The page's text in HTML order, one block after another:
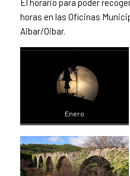
horas en las Oficinas
Aibar/Oibar.
Enero